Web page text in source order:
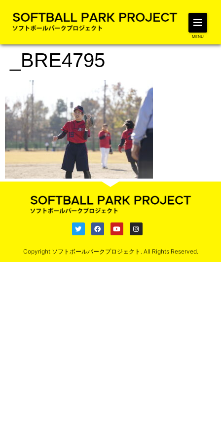
MENU
_BRE4795
Copyright ソフトボールパークプロジェクト. All Rights Reserved.